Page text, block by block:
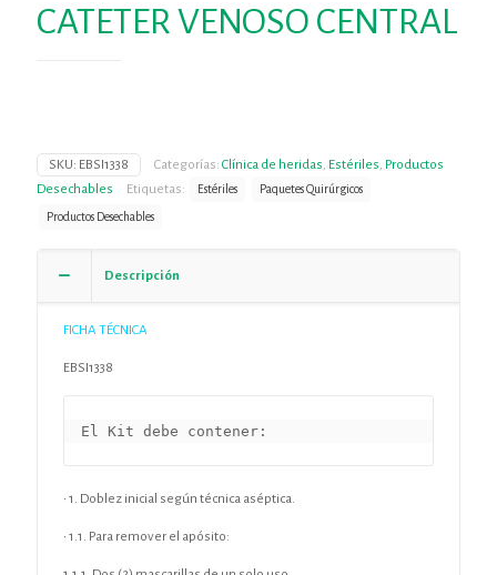
CATETER VENOSO CENTRAL
SKU: EBSI1338 Categorías: Clínica de heridas, Estériles, Productos
Desechables
Etiquetas: Estériles Paquetes Quirúrgicos
Productos Desechables
Descripción
FICHA TÉCNICA
EBSI1338
El Kit debe contener:
• 1. Doblez inicial según técnica aséptica.
• 1.1. Para remover el apósito: